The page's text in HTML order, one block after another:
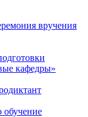
вручения
кафедры»